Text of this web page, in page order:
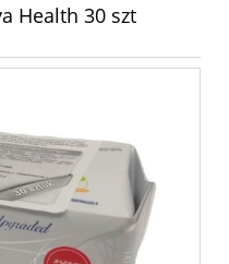
Health 30 szt